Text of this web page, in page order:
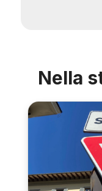
Nella